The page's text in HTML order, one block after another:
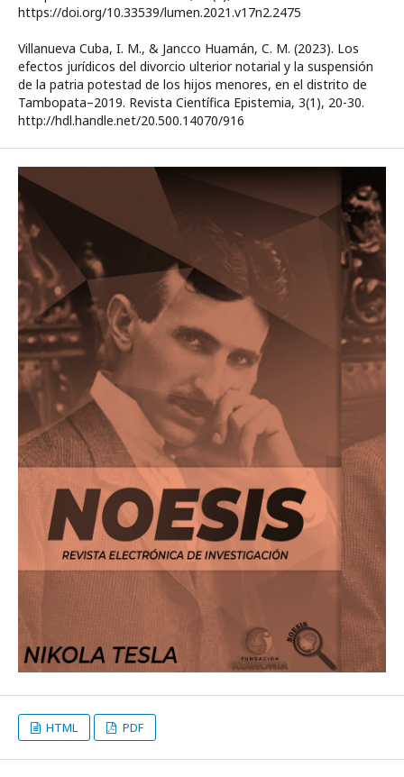
https://doi.org/10.33539/lumen.2021.v17n2.2475
Villanueva Cuba, I. M., & Jancco Huamán, C. M. (2023). Los
efectos jurídicos del divorcio ulterior notarial y la suspensión
de la patria potestad de los hijos menores, en el distrito de
Tambopata–2019. Revista Científica Epistemia, 3(1), 20-30.
http://hdl.handle.net/20.500.14070/916
HTML PDF